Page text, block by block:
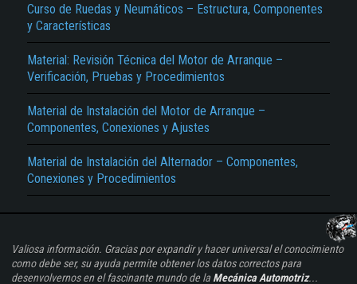
Curso de Ruedas y Neumáticos – Estructura, Componentes
y Características
Material: Revisión Técnica del Motor de Arranque –
Verificación, Pruebas y Procedimientos
Material de Instalación del Motor de Arranque –
Componentes, Conexiones y Ajustes
Material de Instalación del Alternador – Componentes,
Conexiones y Procedimientos
Valiosa información. Gracias por expandir y hacer universal el conocimiento
como debe ser, su ayuda permite obtener los datos correctos para
desenvolvernos en el fascinante mundo de la Mecánica Automotriz...